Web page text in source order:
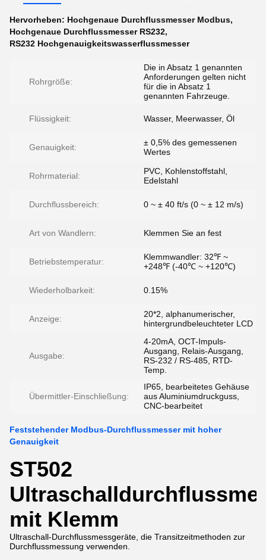
Hervorheben: Hochgenaue Durchflussmesser Modbus,
Hochgenaue Durchflussmesser RS232,
RS232 Hochgenauigkeitswasserflussmesser
Rohrgröße:
Die in Absatz 1 genannten
Anforderungen gelten nicht
für die in Absatz 1
genannten Fahrzeuge.
Flüssigkeit: Wasser, Meerwasser, Öl
Genauigkeit:
± 0,5% des gemessenen
Wertes
Rohrmaterial:
PVC, Kohlenstoffstahl,
Edelstahl
Durchflussbereich: 0 ~ ± 40 ft/s (0 ~ ± 12 m/s)
Art von Wandlern: Klemmen Sie an fest
Betriebstemperatur:
Klemmwandler: 32℉ ~
+248℉ (-40℃ ~ +120℃)
Wiederholbarkeit: 0.15%
Anzeige:
20*2, alphanumerischer,
hintergrundbeleuchteter LCD
Ausgabe:
4-20mA, OCT-Impuls-
Ausgang, Relais-Ausgang,
RS-232 / RS-485, RTD-
Temp.
Übermittler-Einschließung:
IP65, bearbeitetes Gehäuse
aus Aluminiumdruckguss,
CNC-bearbeitet
Feststehender Modbus-Durchflussmesser mit hoher
Genauigkeit
ST502
mit Klemm
Ultraschall-Durchflussmessgeräte, die Transitzeitmethoden zur
Durchflussmessung verwenden.